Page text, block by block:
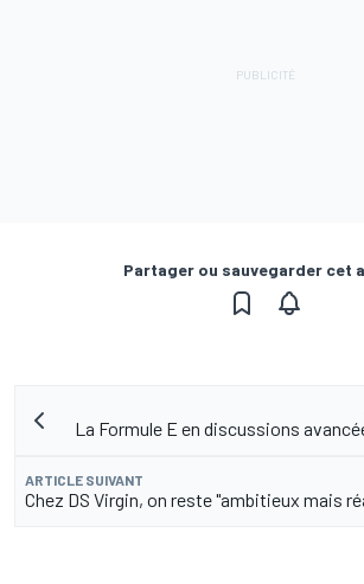
Partager ou sauvegarder cet
La Formule E en discussions
ARTICLE SUIVANT
Chez DS Virgin, on reste "ambitieux mais